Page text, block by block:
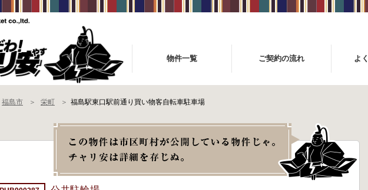
物件一覧 ご契約の流れ よ
福島市 栄町 福島駅東口駅前通り買い物客自転車駐車場